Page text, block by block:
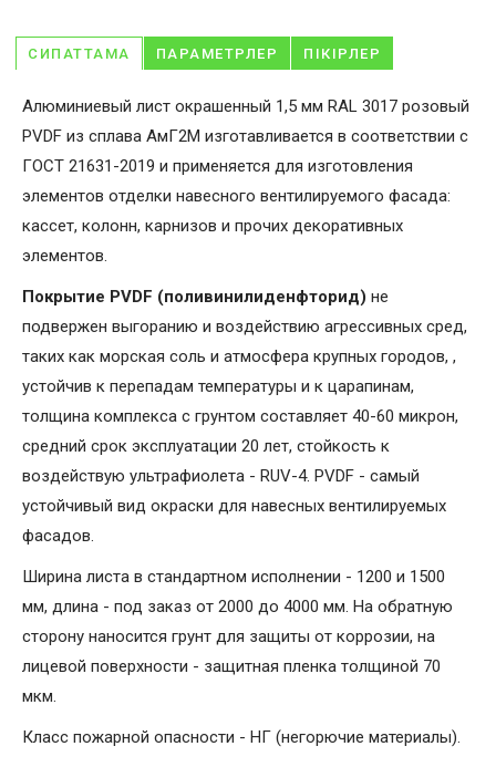
СИПАТТАМА ПАРАМЕТРЛЕР ПІКІРЛЕР
Алюминиевый лист окрашенный 1,5 мм RAL 3017 розовый
PVDF из сплава АмГ2М изготавливается в соответствии с
ГОСТ 21631-2019 и применяется для изготовления
элементов отделки навесного вентилируемого фасада:
кассет, колонн, карнизов и прочих декоративных
элементов.
Покрытие PVDF (поливинилиденфторид) не
подвержен выгоранию и воздействию агрессивных сред,
таких как морская соль и атмосфера крупных городов, ,
устойчив к перепадам температуры и к царапинам,
толщина комплекса с грунтом составляет 40-60 микрон,
средний срок эксплуатации 20 лет, стойкость к
воздействую ультрафиолета - RUV-4. PVDF - самый
устойчивый вид окраски для навесных вентилируемых
фасадов.
Ширина листа в стандартном исполнении - 1200 и 1500
мм, длина - под заказ от 2000 до 4000 мм. На обратную
сторону наносится грунт для защиты от коррозии, на
лицевой поверхности - защитная пленка толщиной 70
мкм.
Класс пожарной опасности - НГ (негорючие материалы).